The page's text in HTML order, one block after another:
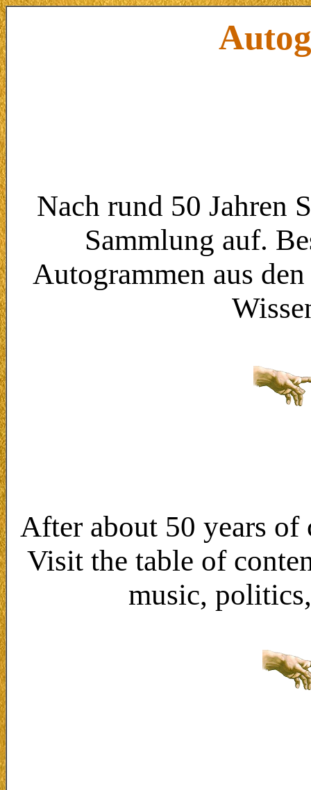
Nach rund 50 Jahren
Sammlung auf.
Autogrammen aus
After about 50 years
Visit the table of
music,